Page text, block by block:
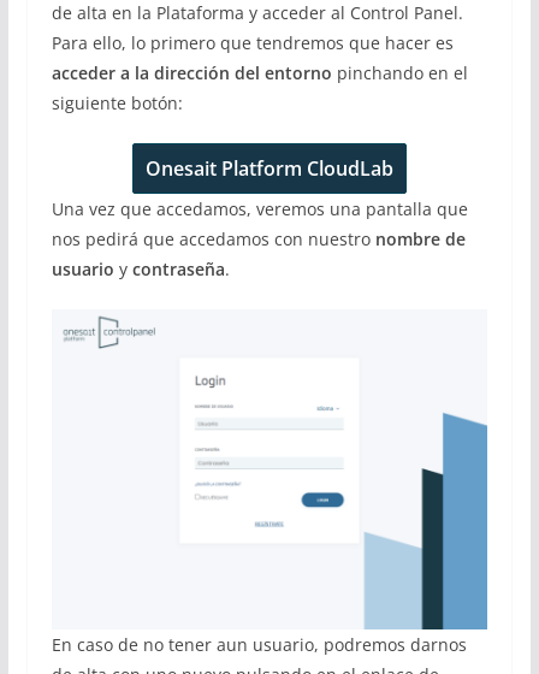
de alta en la Plataforma y acceder al Control Panel.
Para ello, lo primero que tendremos que hacer es
acceder a la dirección del entorno pinchando en el
siguiente botón:
Onesait Platform CloudLab
Una vez que accedamos, veremos una pantalla que
nos pedirá que accedamos con nuestro nombre de
usuario y contraseña.
En caso de no tener aun usuario, podremos darnos